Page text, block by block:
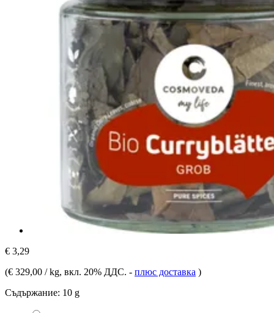
€ 3,29
(€ 329,00 / kg, вкл. 20% ДДС. - плюс доставка )
Съдържание: 10 g